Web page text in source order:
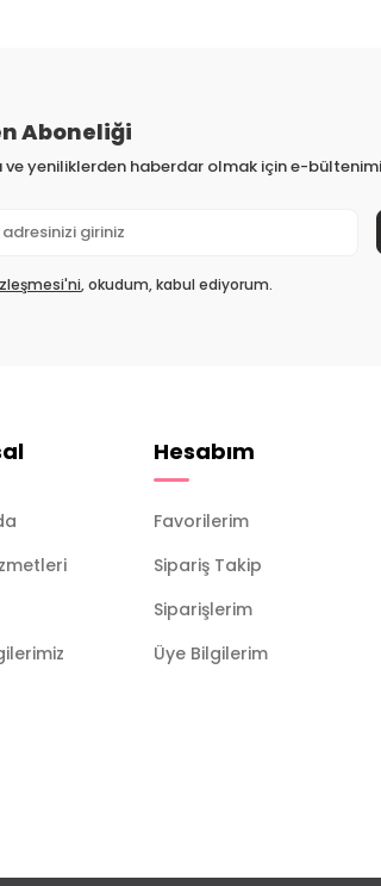
Aboneliği
ve yeniliklerden haberdar olmak için e-
, okudum, kabul ediyorum.
Hesabım
Favorilerim
Sipariş Takip
Siparişlerim
Üye Bilgilerim